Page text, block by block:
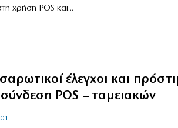
χρήση POS και...
έλεγχοι και
POS – ταμειακών